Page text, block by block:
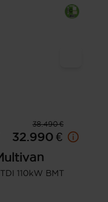
38.490 €
32.990 €
110kW BMT